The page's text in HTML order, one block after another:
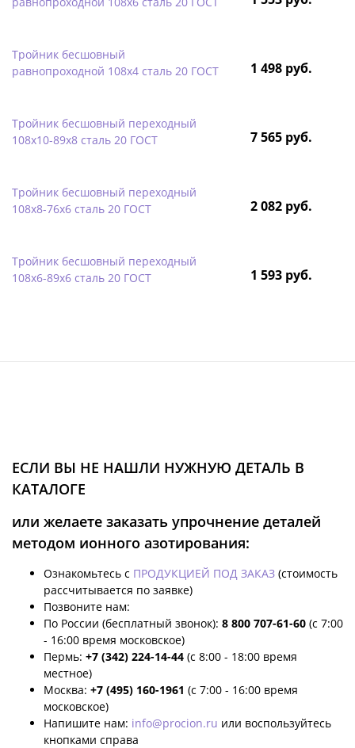
Тройник бесшовный
равнопроходной 108х4 сталь 20 ГОСТ
1 498 руб.
Тройник бесшовный переходный
108х10-89х8 сталь 20 ГОСТ
7 565 руб.
Тройник бесшовный переходный
108х8-76х6 сталь 20 ГОСТ
2 082 руб.
Тройник бесшовный переходный
108х6-89х6 сталь 20 ГОСТ
1 593 руб.
ЕСЛИ ВЫ НЕ НАШЛИ НУЖНУЮ ДЕТАЛЬ В
КАТАЛОГЕ
или желаете заказать упрочнение деталей
методом ионного азотирования:
Ознакомьтесь с ПРОДУКЦИЕЙ ПОД ЗАКАЗ (стоимость
рассчитывается по заявке)
Позвоните нам:
По России (бесплатный звонок): 8 800 707-61-60 (с 7:00
- 16:00 время московское)
Пермь: +7 (342) 224-14-44 (с 8:00 - 18:00 время
местное)
Москва: +7 (495) 160-1961 (с 7:00 - 16:00 время
московское)
Напишите нам: info@procion.ru или воспользуйтесь
кнопками справа